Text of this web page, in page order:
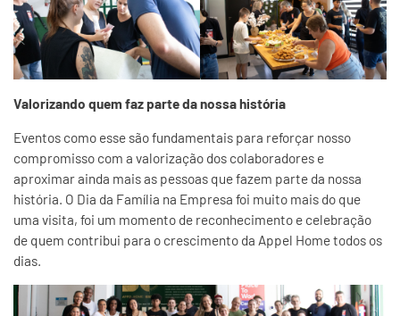
Valorizando quem faz parte da nossa história
Eventos como esse são fundamentais para reforçar nosso
compromisso com a valorização dos colaboradores e
aproximar ainda mais as pessoas que fazem parte da nossa
história. O Dia da Família na Empresa foi muito mais do que
uma visita, foi um momento de reconhecimento e celebração
de quem contribui para o crescimento da Appel Home todos os
dias.